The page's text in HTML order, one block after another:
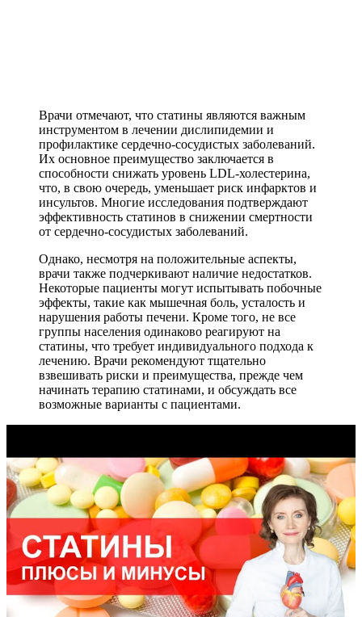
Врачи отмечают, что статины являются важным
инструментом в лечении дислипидемии и
профилактике сердечно-сосудистых заболеваний.
Их основное преимущество заключается в
способности снижать уровень LDL-холестерина,
что, в свою очередь, уменьшает риск инфарктов и
инсультов. Многие исследования подтверждают
эффективность статинов в снижении смертности
от сердечно-сосудистых заболеваний.
Однако, несмотря на положительные аспекты,
врачи также подчеркивают наличие недостатков.
Некоторые пациенты могут испытывать побочные
эффекты, такие как мышечная боль, усталость и
нарушения работы печени. Кроме того, не все
группы населения одинаково реагируют на
статины, что требует индивидуального подхода к
лечению. Врачи рекомендуют тщательно
взвешивать риски и преимущества, прежде чем
начинать терапию статинами, и обсуждать все
возможные варианты с пациентами.